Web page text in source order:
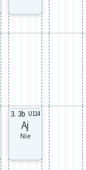
3. 3b U114
Aj
Nie